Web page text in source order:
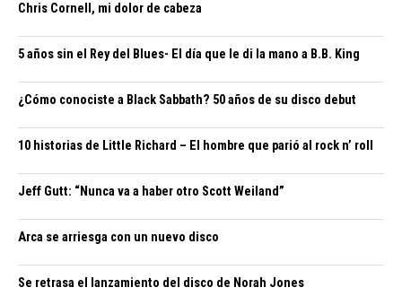
Chris Cornell, mi dolor de cabeza
5 años sin el Rey del Blues- El día que le di la mano a B.B. King
¿Cómo conociste a Black Sabbath? 50 años de su disco debut
10 historias de Little Richard – El hombre que parió al rock n’ roll
Jeff Gutt: “Nunca va a haber otro Scott Weiland”
Arca se arriesga con un nuevo disco
Se retrasa el lanzamiento del disco de Norah Jones